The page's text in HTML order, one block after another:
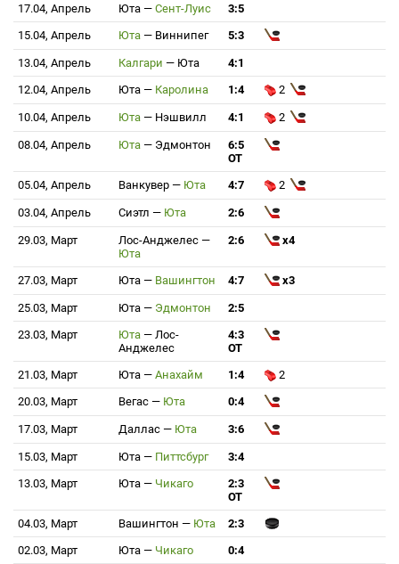
17.04, Апрель
Юта — Сент-Луис
3:5
15.04, Апрель
Юта — Виннипег 5:3
13.04, Апрель Калгари — Юта
4:1
12.04, Апрель
Юта — Каролина 1:4 2
10.04, Апрель Юта — Нэшвилл 4:1 2
08.04, Апрель Юта — Эдмонтон
6:5
ОТ
05.04, Апрель
Ванкувер — Юта 4:7 2
03.04, Апрель Сиэтл — Юта 2:6
29.03, Март Лос-Анджелес —
Юта
2:6 x4
27.03, Март Юта — Вашингтон 4:7 x3
25.03, Март Юта — Эдмонтон
2:5
23.03, Март
Юта — Лос-
Анджелес
4:3
ОТ
21.03, Март
Юта — Анахайм 1:4
2
20.03, Март
Вегас — Юта 0:4
17.03, Март Даллас — Юта 3:6
15.03, Март Юта — Питтсбург
3:4
13.03, Март
Юта — Чикаго
2:3
ОТ
04.03, Март
Вашингтон — Юта
2:3
02.03, Март
Юта — Чикаго
0:4